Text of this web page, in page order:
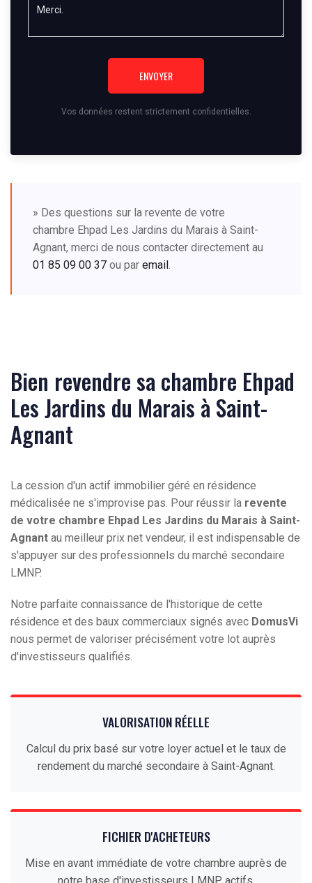
ENVOYER
Vos données restent strictement confidentielles.
» Des questions sur la revente de votre
chambre Ehpad Les Jardins du Marais à Saint-
Agnant, merci de nous contacter directement au
01 85 09 00 37 ou par email.
Bien revendre sa chambre Ehpad
Les Jardins du Marais à Saint-
Agnant
La cession d'un actif immobilier géré en résidence
médicalisée ne s'improvise pas. Pour réussir la revente
de votre chambre Ehpad Les Jardins du Marais à Saint-
Agnant au meilleur prix net vendeur, il est indispensable de
s'appuyer sur des professionnels du marché secondaire
LMNP.
Notre parfaite connaissance de l'historique de cette
résidence et des baux commerciaux signés avec DomusVi
nous permet de valoriser précisément votre lot auprès
d'investisseurs qualifiés.
VALORISATION RÉELLE
Calcul du prix basé sur votre loyer actuel et le taux de
rendement du marché secondaire à Saint-Agnant.
FICHIER D'ACHETEURS
Mise en avant immédiate de votre chambre auprès de